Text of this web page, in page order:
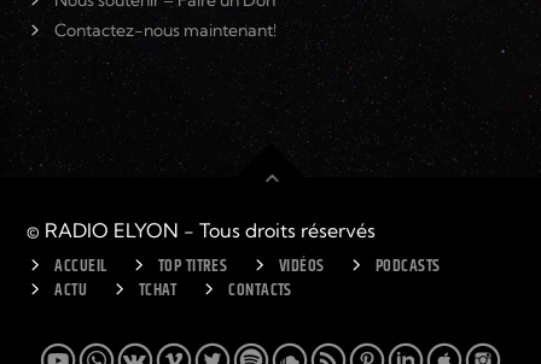
Contactez-nous maintenant!
© RADIO ELYON - Tous droits réservés
ACCUEIL TOP TITRES VIDÉOS
PODCASTS
ACTU
TCHAT CONTACTS